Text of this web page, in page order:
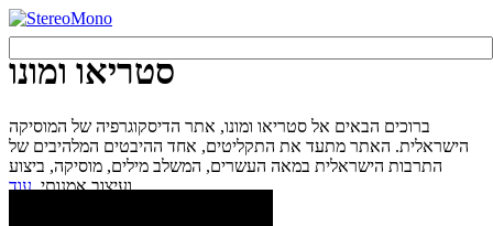
סטריאו ומונו
ברוכים הבאים אל סטריאו ומונו, אתר הדיסקוגרפיה של המוסיקה
הישראלית. האתר מתעד את התקליטים, אחד ההיבטים המלהיבים של
התרבות הישראלית במאה העשרים, המשלב מילים, מוסיקה, ביצוע
ועיצוב אמנותי.עוד...